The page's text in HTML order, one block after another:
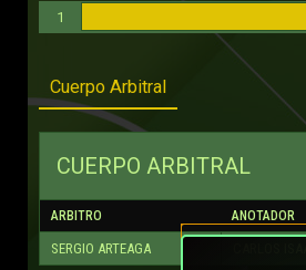
1
Cuerpo Arbitral
CUERPO ARBITRAL
ARBITRO ANOTADOR
SERGIO ARTEAGA